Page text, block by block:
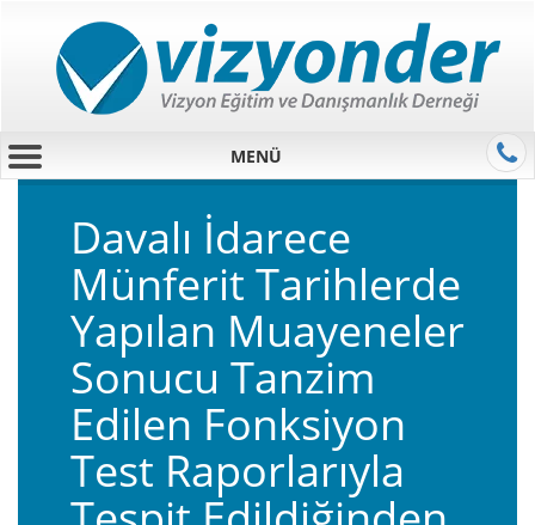
MENÜ
Davalı İdarece
Münferit Tarihlerde
Yapılan Muayeneler
Sonucu Tanzim
Edilen Fonksiyon
Test Raporlarıyla